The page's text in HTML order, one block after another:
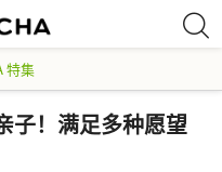
特集
子！满足多种愿望